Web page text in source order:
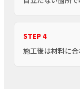
STEP 4
施工後は材料に